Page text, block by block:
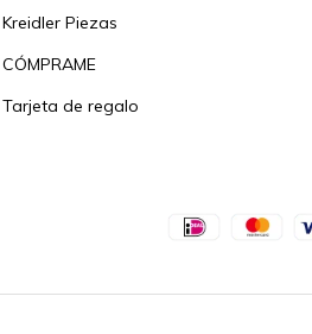
Kreidler Piezas
CÓMPRAME
Tarjeta de regalo